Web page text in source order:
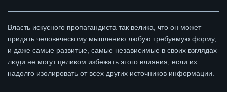
Власть искусного пропагандиста так велика, что он может
придать человеческому мышлению любую требуемую форму,
и даже самые развитые, самые независимые в своих взглядах
люди не могут целиком избежать этого влияния, если их
надолго изолировать от всех других источников информации.